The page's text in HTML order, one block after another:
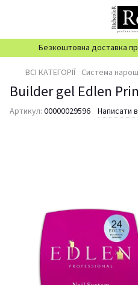
Безкоштовна доставка
ВСІ КАТЕГОРІЇ Система
Builder gel Edlen
Артикул: 00000029596 Написати